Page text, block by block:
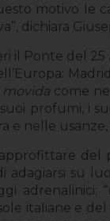
motivo le
dichiara
il Ponte del
movida come
profumi, i
nelle
adagiarsi
italiane e